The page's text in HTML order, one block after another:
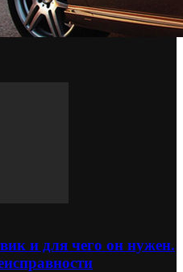
и для чего он нужен.